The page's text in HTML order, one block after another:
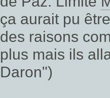
ça aurait pu
des raisons
plus mais ils
Daron")